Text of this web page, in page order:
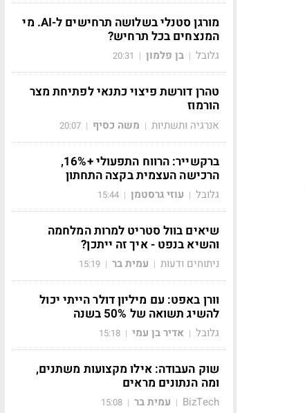
מורגן סטנלי בשלושה תרחישים ל-AI. מי
המנצחים בכל תרחיש?
גלובל | בן פלמון |
20:31
טהרן דורשת פיצוי כתנאי לפתיחת מצר
הורמוז
אנרגיה ותשתיות | משה כסיף |
20:07
ברקשייר: הרווח התפעולי +16%,
הרכישה העצמית בקצה התחתון
גלובל | עוזי גרסטמן |
15:44
שיאים בוול סטריט למרות המלחמה
והשיא בנפט - איך זה ייתכן?
ניתוחים ודעות | עמית בר |
15:19
וורן באפט: עם מיליון דולר הייתי יכול
להשיג תשואה של 50% בשנה
גלובל | אדיר בן עמי |
15:18
שוק העבודה: אילו מקצועות משתנים,
ומה הנתונים מראים
BizTech
| עמית בר |
15:08